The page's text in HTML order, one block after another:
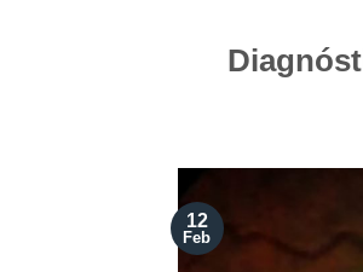
12
Feb